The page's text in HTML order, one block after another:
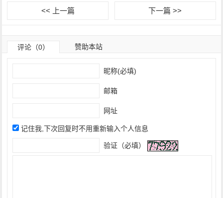
<< 上一篇 下一篇 >>
评论（0） 赞助本站
昵称(必填)
邮箱
网址
记住我,下次回复时不用重新输入个人信息
验证（必填）